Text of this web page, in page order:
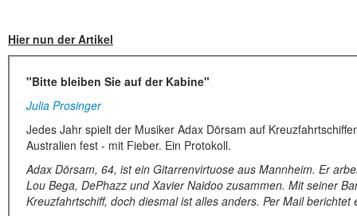
Hier nun der Artikel
"Bitte bleiben Sie auf der Kabine"
Julia Prosinger
Jedes Jahr spielt der Musiker Adax Dörsam auf
Australien fest - mit Fieber. Ein Protokoll.
Adax Dörsam, 64, ist ein Gitarrenvirtuose aus Mannheim. Er
Lou Bega, DePhazz und Xavier Naidoo zusammen. Mit seiner
Kreuzfahrtschiff, doch diesmal ist alles anders. Per Mail